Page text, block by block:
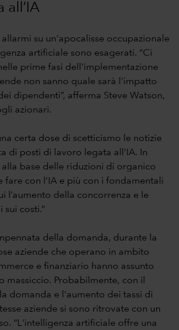
all’IA
su un'apocalisse occupazionale
artificiale sono esagerati. “Ci
prime fasi dell'implementazione
non sanno quale sarà l'impatto
dipendenti”, afferma Steve Watson,
azionari.
certa dose di scetticismo le notizie
di posti di lavoro legata all’IA. In
base delle riduzioni di organico
fare con l’IA e più con i fondamentali
l’aumento della concorrenza e le
sui costi.”
della domanda, durante la
aziende che operano in ambito
e finanziario hanno assunto
massiccio. Probabilmente, con il
domanda e l'aumento dei tassi di
aziende si sono ritrovate con un
“L'intelligenza artificiale offre una